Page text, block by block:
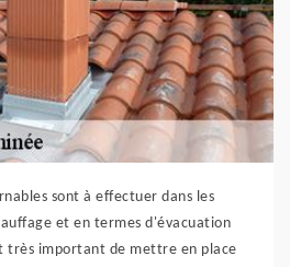
sont à effectuer dans les
et en termes d'évacuation
très important de mettre en place